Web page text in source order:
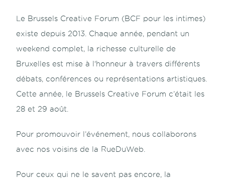
Le Brussels Creative Forum (BCF pour les intimes)
existe depuis 2013. Chaque année, pendant un
weekend complet, la richesse culturelle de
Bruxelles est mise à l'honneur à travers différents
débats, conférences ou représentations artistiques.
Cette année, le Brussels Creative Forum c’était les
28 et 29 août.
Pour promouvoir l’événement, nous collaborons
avec nos voisins de la RueDuWeb.
Pour ceux qui ne le savent pas encore, la